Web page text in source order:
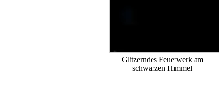
Glitzerndes Feuerwerk am
schwarzen Himmel